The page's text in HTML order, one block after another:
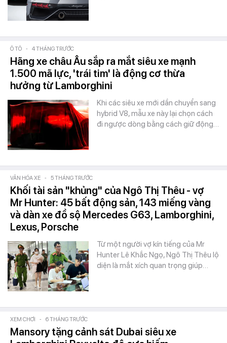
Ô TÔ - 4 THÁNG TRƯỚC
Hãng xe châu Âu sắp ra mắt siêu xe mạnh
1.500 mã lực, 'trái tim' là động cơ thừa
hưởng từ Lamborghini
Khi các siêu xe mới dần chuyển sang
hybrid V8, mẫu xe này lại chọn cách
đi ngược dòng bằng cách giữ động…
VĂN HÓA XE - 5 THÁNG TRƯỚC
Khối tài sản "khủng" của Ngô Thị Thêu - vợ
Mr Hunter: 45 bất động sản, 143 miếng vàng
và dàn xe đồ sộ Mercedes G63, Lamborghini,
Lexus, Porsche
Từ một người vợ kín tiếng của Mr
Hunter Lê Khắc Ngọ, Ngô Thị Thêu lộ
diện là mắt xích quan trọng giúp…
XEM CHƠI - 6 THÁNG TRƯỚC
Mansory tặng cảnh sát Dubai siêu xe